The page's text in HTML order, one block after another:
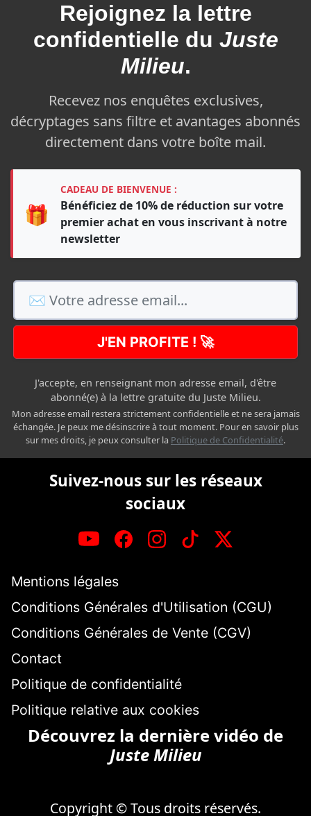
Rejoignez la lettre
confidentielle du Juste
Milieu.
Recevez nos enquêtes exclusives,
décryptages sans filtre et avantages abonnés
directement dans votre boîte mail.
🎁
CADEAU DE BIENVENUE :
Bénéficiez de 10% de réduction sur votre
premier achat en vous inscrivant à notre
newsletter
J'EN PROFITE ! 🚀
J'accepte, en renseignant mon adresse email, d'être
abonné(e) à la lettre gratuite du Juste Milieu.
Mon adresse email restera strictement confidentielle et ne sera jamais
échangée. Je peux me désinscrire à tout moment. Pour en savoir plus
sur mes droits, je peux consulter la Politique de Confidentialité.
Suivez-nous sur les réseaux
sociaux
Mentions légales
Conditions Générales d'Utilisation (CGU)
Conditions Générales de Vente (CGV)
Contact
Politique de confidentialité
Politique relative aux cookies
Découvrez la dernière vidéo de
Juste Milieu
Copyright © Tous droits réservés.